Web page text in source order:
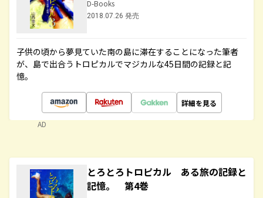
D-Books
2018.07.26 発売
子供の頃から夢見ていた南の島に滞在することになった筆者
が、島で出合うトロピカルでマジカルな45日間の記録と記
憶。
詳細を見る
AD
とろとろトロピカル ある旅の記録と
記憶。 第4巻